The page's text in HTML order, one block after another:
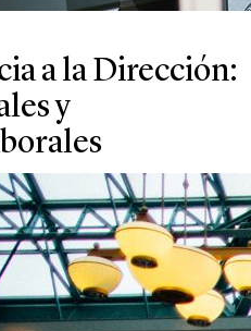
a la Dirección:
y